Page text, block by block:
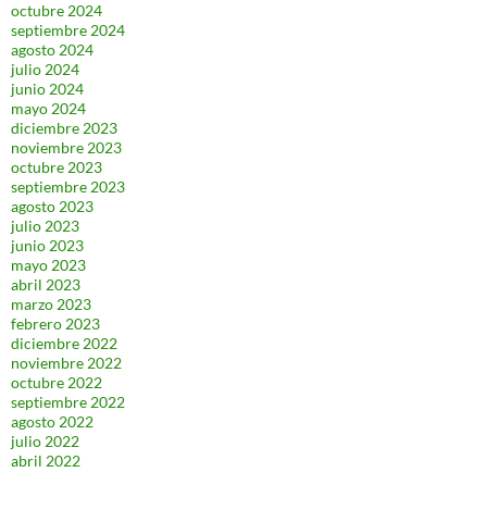
octubre 2024
septiembre 2024
agosto 2024
julio 2024
junio 2024
mayo 2024
diciembre 2023
noviembre 2023
octubre 2023
septiembre 2023
agosto 2023
julio 2023
junio 2023
mayo 2023
abril 2023
marzo 2023
febrero 2023
diciembre 2022
noviembre 2022
octubre 2022
septiembre 2022
agosto 2022
julio 2022
abril 2022